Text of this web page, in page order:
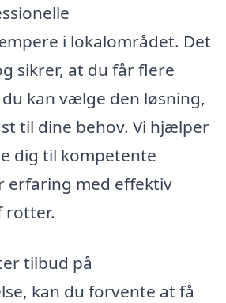
i lokalområdet. Det
sikrer, at du får flere
kan vælge den løsning,
til dine behov. Vi hjælper
dig til kompetente
erfaring med effektiv
rotter.
tilbud på
kan du forvente at få